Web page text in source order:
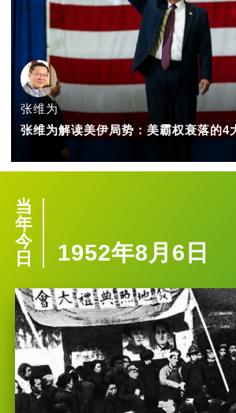
张维为
张维为解读美伊局势：美霸权衰落的4
当
年
今
日
1952年8月6日